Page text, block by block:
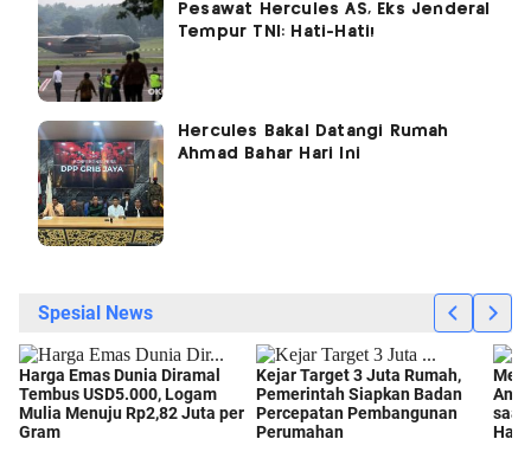
Pesawat Hercules AS, Eks Jenderal
Tempur TNI: Hati-Hati!
Hercules Bakal Datangi Rumah
Ahmad Bahar Hari Ini